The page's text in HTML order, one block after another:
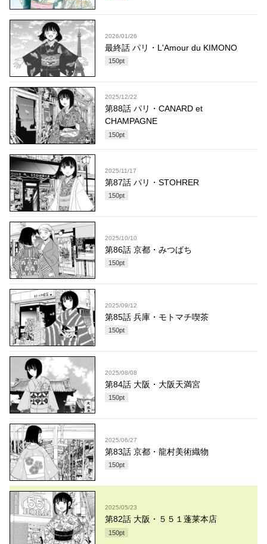
2026/01/26
最終話 パリ・L'Amour du KIMONO
150pt
2025/12/22
第88話 パリ・CANARD et
CHAMPAGNE
150pt
2025/11/17
第87話 パリ・STOHRER
150pt
2025/10/10
第86話 京都・みつばち
150pt
2025/09/12
第85話 兵庫・モトマチ喫茶
150pt
2025/08/08
第84話 大阪・大阪天満宮
150pt
2025/06/27
第83話 京都・龍村美術織物
150pt
2025/05/23
第82話 大阪・５５１蓬莱本店
150pt